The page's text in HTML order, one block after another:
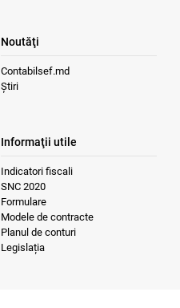
Noutăţi
Contabilsef.md
Știri
Informaţii utile
Indicatori fiscali
SNC 2020
Formulare
Modele de contracte
Planul de conturi
Legislația